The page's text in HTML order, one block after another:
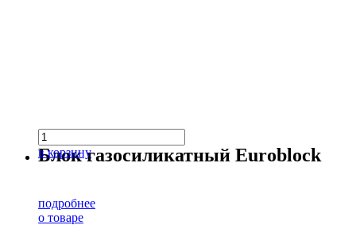
в корзину
Блок газосиликатный Euroblock
подробнее
о товаре